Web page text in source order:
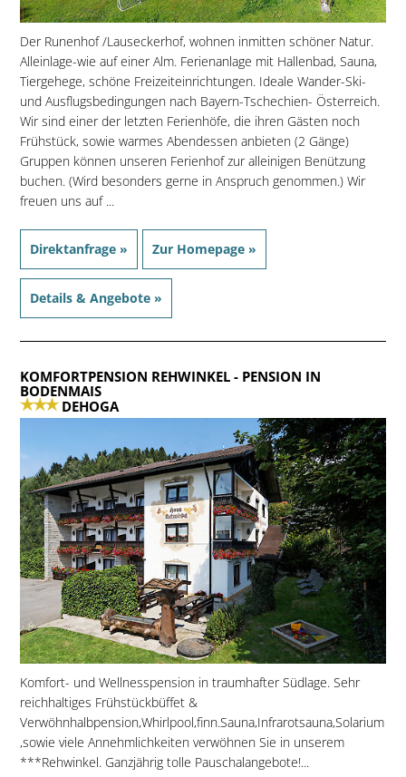
Der Runenhof /Lauseckerhof, wohnen inmitten schöner Natur.
Alleinlage-wie auf einer Alm. Ferienanlage mit Hallenbad, Sauna,
Tiergehege, schöne Freizeiteinrichtungen. Ideale Wander-Ski-
und Ausflugsbedingungen nach Bayern-Tschechien- Österreich.
Wir sind einer der letzten Ferienhöfe, die ihren Gästen noch
Frühstück, sowie warmes Abendessen anbieten (2 Gänge)
Gruppen können unseren Ferienhof zur alleinigen Benützung
buchen. (Wird besonders gerne in Anspruch genommen.) Wir
freuen uns auf ...
Direktanfrage » Zur Homepage »
Details & Angebote »
KOMFORTPENSION REHWINKEL- PENSION IN
BODENMAIS
DEHOGA
Komfort- und Wellnesspension in traumhafter Südlage. Sehr
reichhaltiges Frühstückbüffet &
Verwöhnhalbpension,Whirlpool,finn.Sauna,Infrarotsauna,Solarium
,sowie viele Annehmlichkeiten verwöhnen Sie in unserem
***Rehwinkel. Ganzjährig tolle Pauschalangebote!...